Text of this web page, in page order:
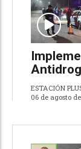
ESTACIÓN
06 de agosto